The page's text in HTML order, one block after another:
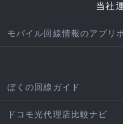
当社
モバイル回線情報のアプリ
ぼくの回線ガイド
ドコモ光代理店比較ナビ